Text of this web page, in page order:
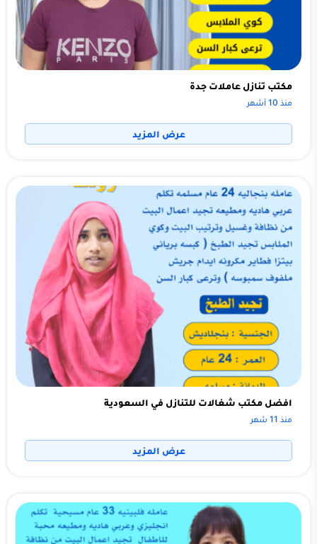
مكتب تنازل عاملات جدة
منذ 10 أشهر
عرض المزيد
افضل مكتب شغالات للتنازل في السعودية
منذ 11 شهر
عرض المزيد